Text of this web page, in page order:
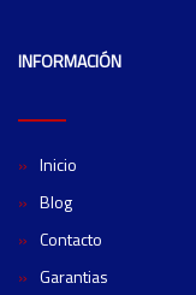
INFORMACIÓN
Inicio
Blog
Contacto
Garantias